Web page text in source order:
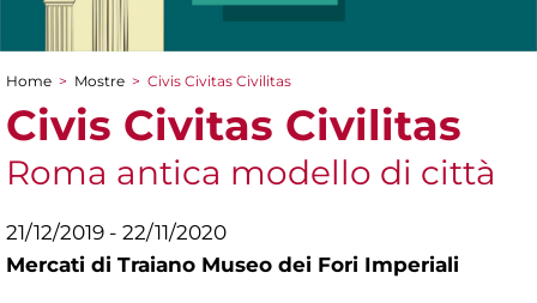
Tu sei qui
Home > Mostre > Civis Civitas Civilitas
Civis Civitas Civilitas
Roma antica modello di città
21/12/2019 - 22/11/2020
Mercati di Traiano Museo dei Fori Imperiali